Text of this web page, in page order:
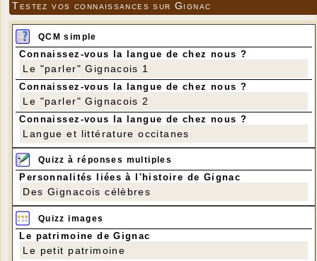
Vous possédez un équipement informatique et
avez des questions sur le numérique ? Venez
avec votre matériel et posez vos questions
Le rendez-vous est individuel et vous venez
avec votre ordinateur portable, votre
smartphone ou votre tablette.
Si vous êtes intéressé-e-s, merci de nous
répondre en précisant l'heure qui vous
intéresse
9h30/10h30 - 10h30/11h30 - 11h30/12h30 -
14h/15h - 15h/16h - 16h/17h
Merci de préciser le thème que vous souhaitez
travailler avec Estelle Blanqui, au moment de
l'inscription, afin qu'elle puisse l'étudier en
amont.
Annette Debrie
jeannotdebrieannette@orange.fr
06 89 44 72 46
Testez vos connaissances sur Gignac
QCM simple
Connaissez-vous la langue de chez nous ?
Le "parler" Gignacois 1
Connaissez-vous la langue de chez nous ?
Le "parler" Gignacois 2
Connaissez-vous la langue de chez nous ?
Langue et littérature occitanes
Quizz à réponses multiples
Personnalités liées à l'histoire de Gignac
Des Gignacois célèbres
Quizz images
Le patrimoine de Gignac
Le petit patrimoine